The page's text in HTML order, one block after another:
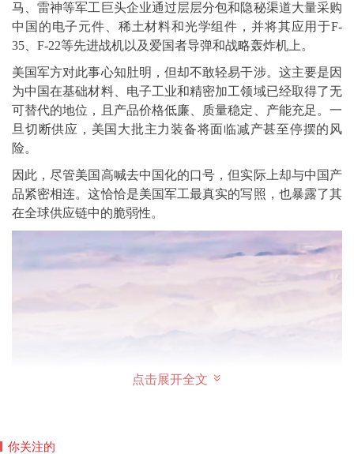
马、雷神等军工巨头企业通过层层分包和隐秘渠道大量采购
中国的电子元件、稀土材料和光学组件，并将其应用于F-
35、F-22等先进战机以及爱国者导弹和战略轰炸机上。
美国军方对此事心知肚明，但却不敢轻易干涉。这主要是因
为中国在基础材料、电子工业和精密加工领域已经取得了无
可替代的地位，且产品价格低廉、质量稳定、产能充足。一
旦切断供应，美国大批主力装备将面临减产甚至停摆的风
险。
因此，尽管美国高喊去中国化的口号，但实际上却与中国产
品紧密相连。这恰恰是美国军工最真实的写照，也暴露了其
在全球供应链中的脆弱性。
点击展开全文
你关注的